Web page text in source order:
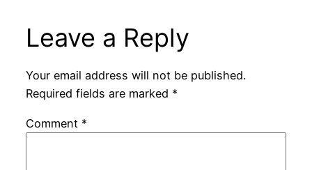
Leave a Reply
Your email address will not be published.
Required fields are marked *
Comment *